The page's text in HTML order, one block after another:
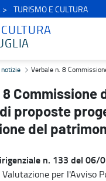
TURISMO E CULTURA
- Avviso
notizie Verbale n. 8
8 Commissione
proposte
del
n. 133 del 06/
Valutazione per l'Avviso